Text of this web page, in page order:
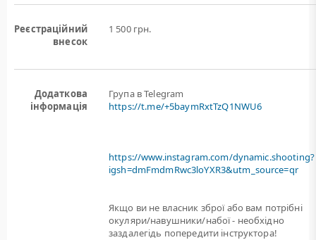
Реєстраційний
внесок
1 500 грн.
Додаткова
інформація
Група в Telegram
https://t.me/+5baymRxtTzQ1NWU6
https://www.instagram.com/dynamic.shooting?
igsh=dmFmdmRwc3loYXR3&utm_source=qr
Якщо ви не власник зброї або вам потрiбнi
окуляри/навушники/набої - необхідно
заздалегідь попередити інструктора!